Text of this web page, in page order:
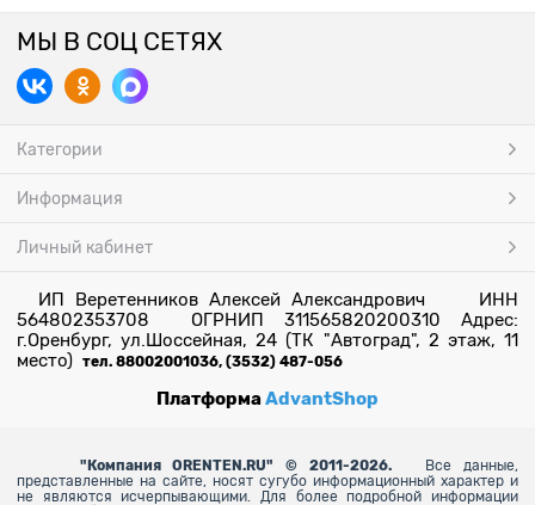
МЫ В СОЦ СЕТЯХ
Категории
Информация
Личный кабинет
ИП Веретенников Алексей Александрович ИНН
564802353708 ОГРНИП 311565820200310 Адрес:
г.Оренбург, ул.Шоссейная, 24 (ТК "Автоград", 2 этаж, 11
место) тел. 88002001036, (3532) 487-056
ПлатформаAdvantShop
" Компания ORENTEN.RU" © 2011-2026.
Все данные,
представленные на сайте, носят сугубо информационный характер и
не являются исчерпывающими. Для более подробной информации